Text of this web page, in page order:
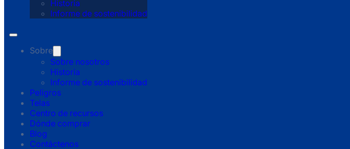
Historia
Informe de sostenibilidad
Sobre
Sobre nosotros
Historia
Informe de sostenibilidad
Peligros
Telas
Centro de recursos
Dónde comprar
Blog
Contáctenos